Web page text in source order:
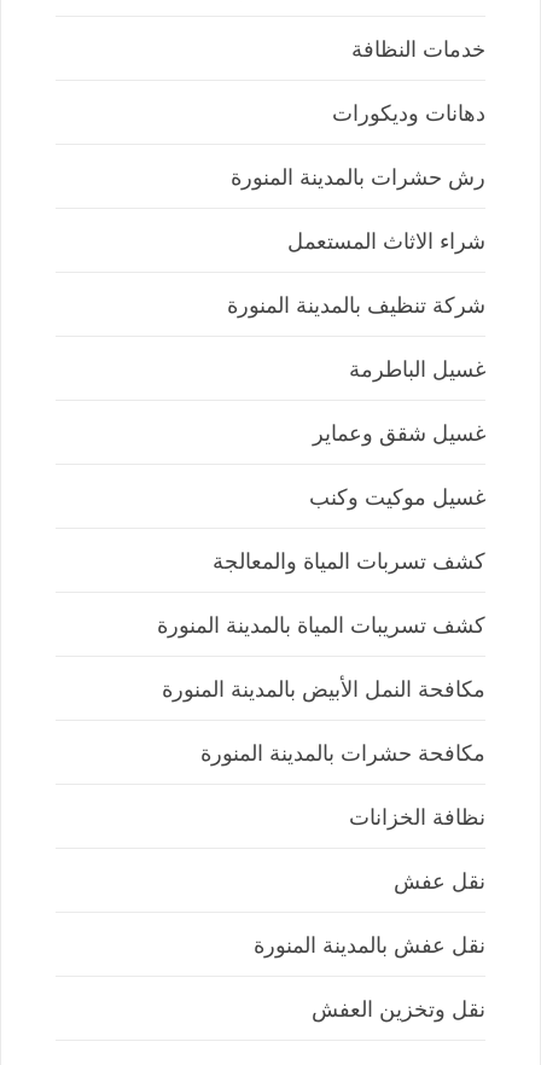
خدمات النظافة
دهانات وديكورات
رش حشرات بالمدينة المنورة
شراء الاثاث المستعمل
شركة تنظيف بالمدينة المنورة
غسيل الباطرمة
غسيل شقق وعماير
غسيل موكيت وكنب
كشف تسربات المياة والمعالجة
كشف تسريبات المياة بالمدينة المنورة
مكافحة النمل الأبيض بالمدينة المنورة
مكافحة حشرات بالمدينة المنورة
نظافة الخزانات
نقل عفش
نقل عفش بالمدينة المنورة
نقل وتخزين العفش